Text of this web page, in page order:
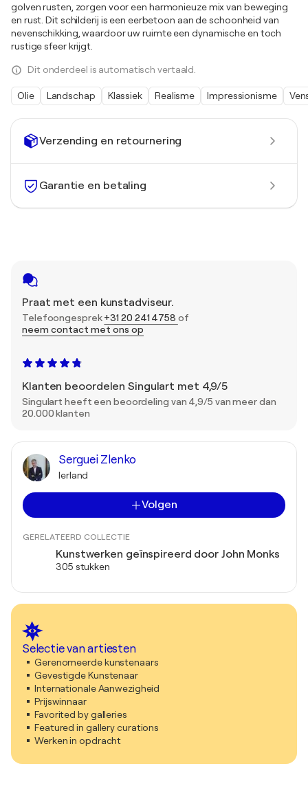
Verzending en retournering
Garantie en betaling
Praat met een kunstadviseur.
Telefoongesprek+31 20 241 4758 of
neem contact met ons op
Klanten beoordelen Singulart met 4,9/5
Singulart heeft een beoordeling van 4,9/5 van meer dan
20.000 klanten
Serguei Zlenko
Ierland
Volgen
GERELATEERD COLLECTIE
Kunstwerken geïnspireerd door John Monks
305 stukken
Selectie van artiesten
Gerenomeerde kunstenaars
Gevestigde Kunstenaar
Internationale Aanwezigheid
Prijswinnaar
Favorited by galleries
Featured in gallery curations
Werken in opdracht
golven rusten, zorgen voor een harmonieuze mix van beweging
en rust. Dit schilderij is een eerbetoon aan de schoonheid van
nevenschikking, waardoor uw ruimte een dynamische en toch
rustige sfeer krijgt.
Dit onderdeel is automatisch vertaald.
Olie Landschap Klassiek Realisme Impressionisme